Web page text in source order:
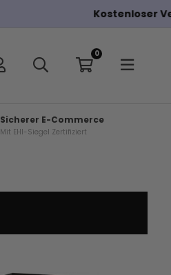
0
Sicherer E-Commerce
Mit EHI-Siegel Zertifiziert